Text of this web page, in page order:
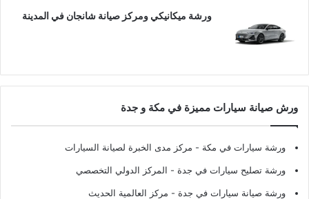
ورشة ميكانيكي ومركز صيانة شانجان في المدينة
ورش صيانة سيارات مميزة في مكة و جدة
ورشة سيارات في مكة - مركز مدى الخبرة لصيانة السيارات
ورشة تصليح سيارات في جدة - المركز الدولي التخصصي
ورشة صيانة سيارات في جدة - مركز العالمية الحديث